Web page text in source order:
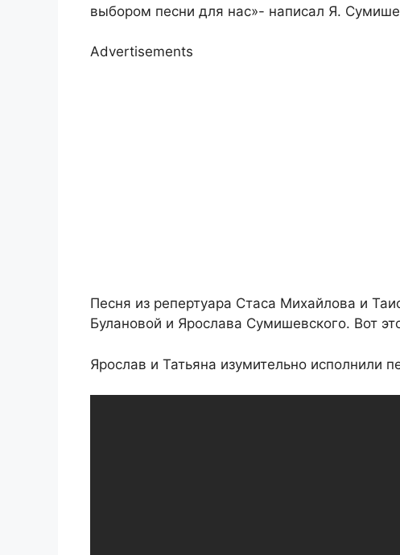
выбором песни для нас»- написал Я.
Advertisements
Песня из репертуара Стаса Михайлова и
Булановой и Ярослава Сумишевского. Вот
Ярослав и Татьяна изумительно исполнили